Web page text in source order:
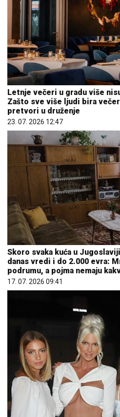
Letnje večeri u gradu više
Zašto sve više ljudi bira
pretvori u druženje
23. 07. 2026 12:47
Skoro svaka kuća u
danas vredi i do 2.000 evra:
podrumu, a pojma nemaju
17. 07. 2026 09:41